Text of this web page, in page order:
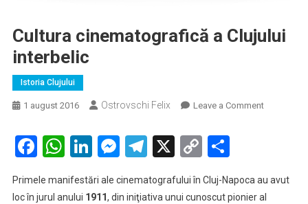
Cultura cinematografică a Clujului
interbelic
Istoria Clujului
1 august 2016 Ostrovschi Felix Leave a Commenton
interbelic
Facebook
WhatsApp
LinkedIn
Messenger
Telegram
X Copy
Primele manifestări ale cinematografului în Cluj-Napoca au avut
loc în jurul anului 1911, din iniţiativa unui cunoscut pionier al